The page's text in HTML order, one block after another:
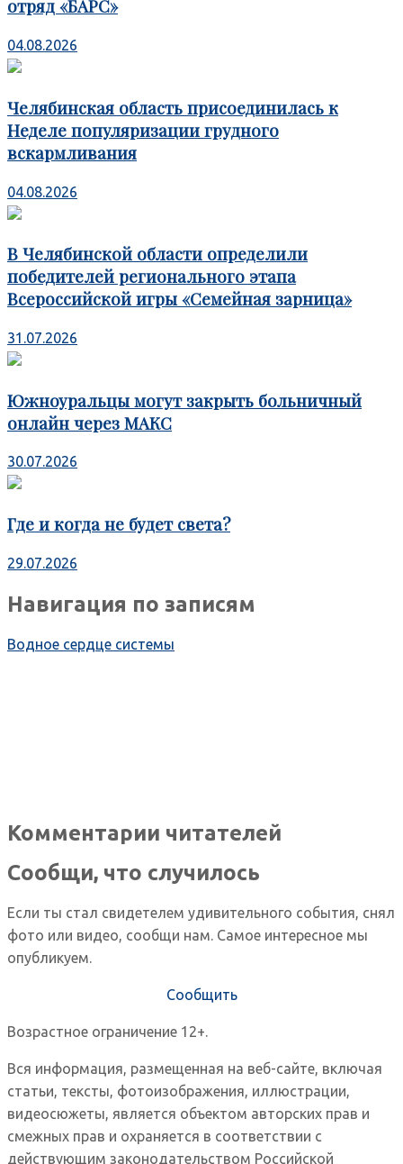
отряд «БАРС»
04.08.2026
Челябинская область присоединилась к
Неделе популяризации грудного
вскармливания
04.08.2026
В Челябинской области определили
победителей регионального этапа
Всероссийской игры «Семейная зарница»
31.07.2026
Южноуральцы могут закрыть больничный
онлайн через МАКС
30.07.2026
Где и когда не будет света?
29.07.2026
Навигация по записям
Водное сердце системы
Комментарии читателей
Сообщи, что случилось
Если ты стал свидетелем удивительного события, снял
фото или видео, сообщи нам. Самое интересное мы
опубликуем.
Сообщить
Возрастное ограничение 12+.
Вся информация, размещенная на веб-сайте, включая
статьи, тексты, фотоизображения, иллюстрации,
видеосюжеты, является объектом авторских прав и
смежных прав и охраняется в соответствии с
действующим законодательством Российской